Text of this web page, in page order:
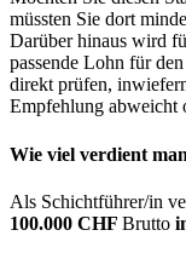
müssten Sie dort
Darüber hinaus wird
passende Lohn für
direkt prüfen,
Empfehlung abweicht
Wie viel verdient
Als Schichtführer/in
100.000 CHF Brutto